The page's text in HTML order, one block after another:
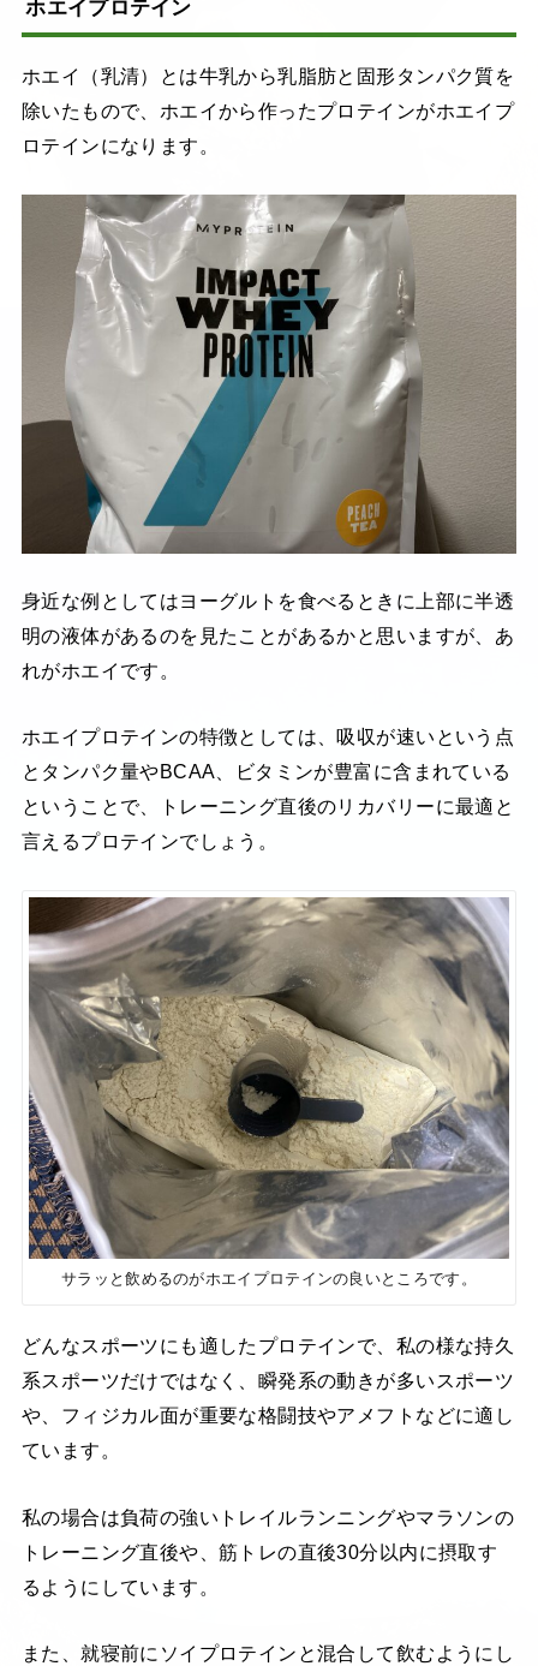
ホエイプロテイン
ホエイ（乳清）とは牛乳から乳脂肪と固形タンパク質を
除いたもので、ホエイから作ったプロテインがホエイプ
ロテインになります。
身近な例としてはヨーグルトを食べるときに上部に半透
明の液体があるのを見たことがあるかと思いますが、あ
れがホエイです。
ホエイプロテインの特徴としては、吸収が速いという点
とタンパク量やBCAA、ビタミンが豊富に含まれている
ということで、トレーニング直後のリカバリーに最適と
言えるプロテインでしょう。
サラッと飲めるのがホエイプロテインの良いところです。
どんなスポーツにも適したプロテインで、私の様な持久
系スポーツだけではなく、瞬発系の動きが多いスポーツ
や、フィジカル面が重要な格闘技やアメフトなどに適し
ています。
私の場合は負荷の強いトレイルランニングやマラソンの
トレーニング直後や、筋トレの直後30分以内に摂取す
るようにしています。
また、就寝前にソイプロテインと混合して飲むようにし